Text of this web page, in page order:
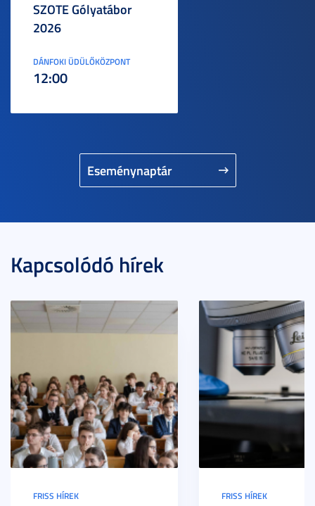
Eseménynaptár
SZOTE Gólyatábor
2026
DÁNFOKI ÜDÜLŐKÖZPONT
12:00
Kapcsolódó hírek
FRISS HÍREK FRISS HÍREK